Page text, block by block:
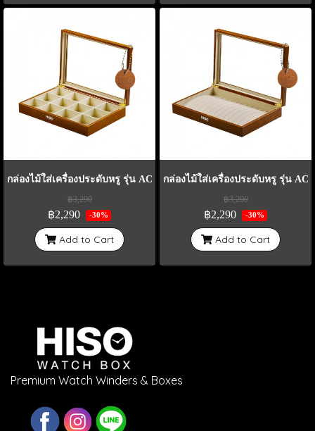
กล่องไม้ใส่เครื่องประดับหรู รุ่น AC4 ใส่กำไล
฿3,290
฿2,290 -30%
Add to Cart
กล่องไม้ใส่เครื่องประดับหรู รุ่น
฿3,290
฿2,290 -30%
Add to Cart
Premium Watch Winders & Boxes